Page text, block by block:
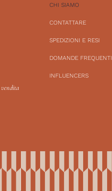
CHI SIAMO
CONTATTARE
SPEDIZIONI E RESI
DOMANDE FREQUENTI
INFLUENCERS